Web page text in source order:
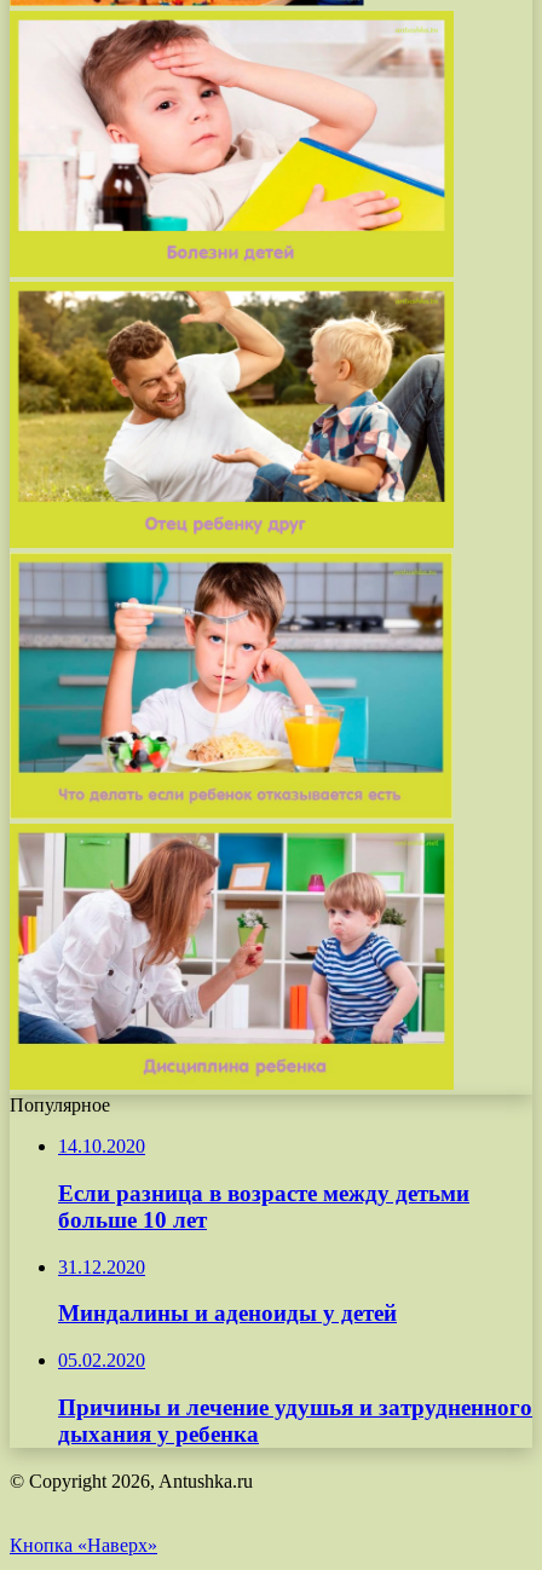
Популярное
14.10.2020
Если разница в возрасте между детьми
больше 10 лет
31.12.2020
Миндалины и аденоиды у детей
05.02.2020
Причины и лечение удушья и затрудненного
дыхания у ребенка
© Copyright 2026, Antushka.ru
Кнопка «Наверх»